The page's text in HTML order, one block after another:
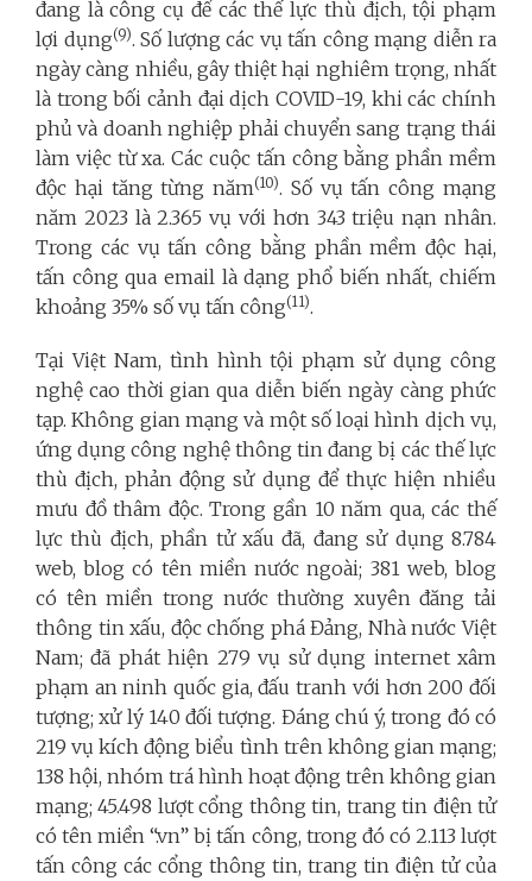
đang là công cụ để các thế lực thù địch, tội phạm
lợi dụng(9). Số lượng các vụ tấn công mạng diễn ra
ngày càng nhiều, gây thiệt hại nghiêm trọng, nhất
là trong bối cảnh đại dịch COVID-19, khi các chính
phủ và doanh nghiệp phải chuyển sang trạng thái
làm việc từ xa. Các cuộc tấn công bằng phần mềm
độc hại tăng từng năm(10). Số vụ tấn công mạng
năm 2023 là 2.365 vụ với hơn 343 triệu nạn nhân.
Trong các vụ tấn công bằng phần mềm độc hại,
tấn công qua email là dạng phổ biến nhất, chiếm
khoảng 35% số vụ tấn công(11).
Tại Việt Nam, tình hình tội phạm sử dụng công
nghệ cao thời gian qua diễn biến ngày càng phức
tạp. Không gian mạng và một số loại hình dịch vụ,
ứng dụng công nghệ thông tin đang bị các thế lực
thù địch, phản động sử dụng để thực hiện nhiều
mưu đồ thâm độc. Trong gần 10 năm qua, các thế
lực thù địch, phần tử xấu đã, đang sử dụng 8.784
web, blog có tên miền nước ngoài; 381 web, blog
có tên miền trong nước thường xuyên đăng tải
thông tin xấu, độc chống phá Đảng, Nhà nước Việt
Nam; đã phát hiện 279 vụ sử dụng internet xâm
phạm an ninh quốc gia, đấu tranh với hơn 200 đối
tượng; xử lý 140 đối tượng. Đáng chú ý, trong đó có
219 vụ kích động biểu tình trên không gian mạng;
138 hội, nhóm trá hình hoạt động trên không gian
mạng; 45.498 lượt cổng thông tin, trang tin điện tử
có tên miền “.vn” bị tấn công, trong đó có 2.113 lượt
tấn công các cổng thông tin, trang tin điện tử của